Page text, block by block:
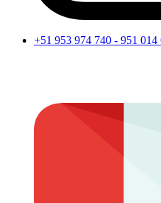
+51 953 974 740 - 951 014